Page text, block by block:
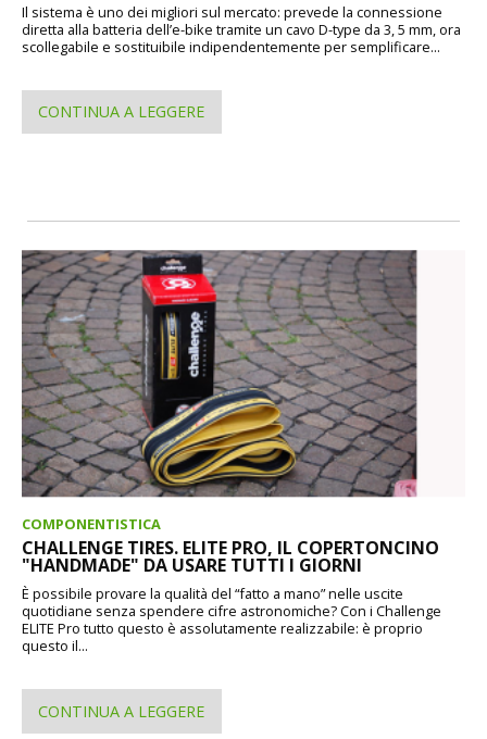
Il sistema è uno dei migliori sul mercato: prevede la connessione
diretta alla batteria dell’e-bike tramite un cavo D-type da 3, 5 mm, ora
scollegabile e sostituibile indipendentemente per semplificare...
CONTINUA A LEGGERE
COMPONENTISTICA
CHALLENGE TIRES. ELITE PRO, IL COPERTONCINO
"HANDMADE" DA USARE TUTTI I GIORNI
È possibile provare la qualità del “fatto a mano” nelle uscite
quotidiane senza spendere cifre astronomiche? Con i Challenge
ELITE Pro tutto questo è assolutamente realizzabile: è proprio
questo il...
CONTINUA A LEGGERE